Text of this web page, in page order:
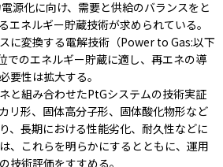
源化に向け、需要と供給のバランスをと
エネルギー貯蔵技術が求められている。
に変換する電解技術（Power to Gas:以下
でのエネルギー貯蔵に適し、再エネの導
要性は拡大する。
と組み合わせたPtGシステムの技術実証
リ形、固体高分子形、固体酸化物形など
、長期における性能劣化、耐久性などに
、これらを明らかにするとともに、運用
技術評価をすすめる。